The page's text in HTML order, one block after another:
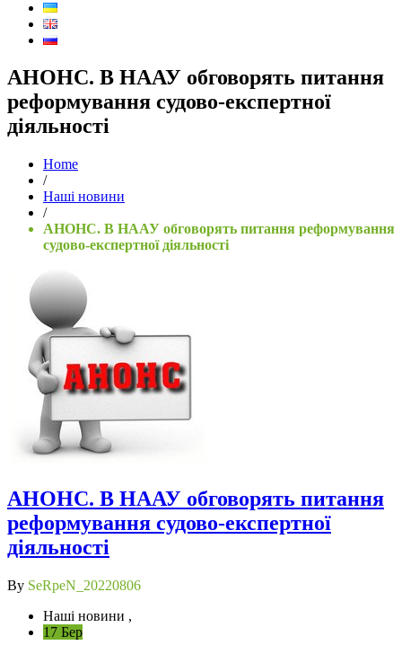
АНОНС. В НААУ обговорять питання
реформування судово-експертної
діяльності
Home
/
Наші новини
/
АНОНС. В НААУ обговорять питання реформування
судово-експертної діяльності
АНОНС. В НААУ обговорять питання
реформування судово-експертної
діяльності
By SeRpeN_20220806
Наші новини ,
17 Бер